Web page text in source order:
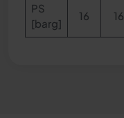
PS
[barg]
16 16